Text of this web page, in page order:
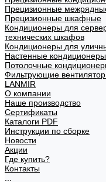
Прецизионные
Прецизионные шкафные
Кондиционеры для
технических шкафов
Кондиционеры для
Настенные кондиционеры
Потолочные
Фильтрующие
LANMIR
О компании
Наше производство
Сертификаты
Каталоги PDF
Инструкции по сборке
Новости
Акции
Где купить?
Контакты